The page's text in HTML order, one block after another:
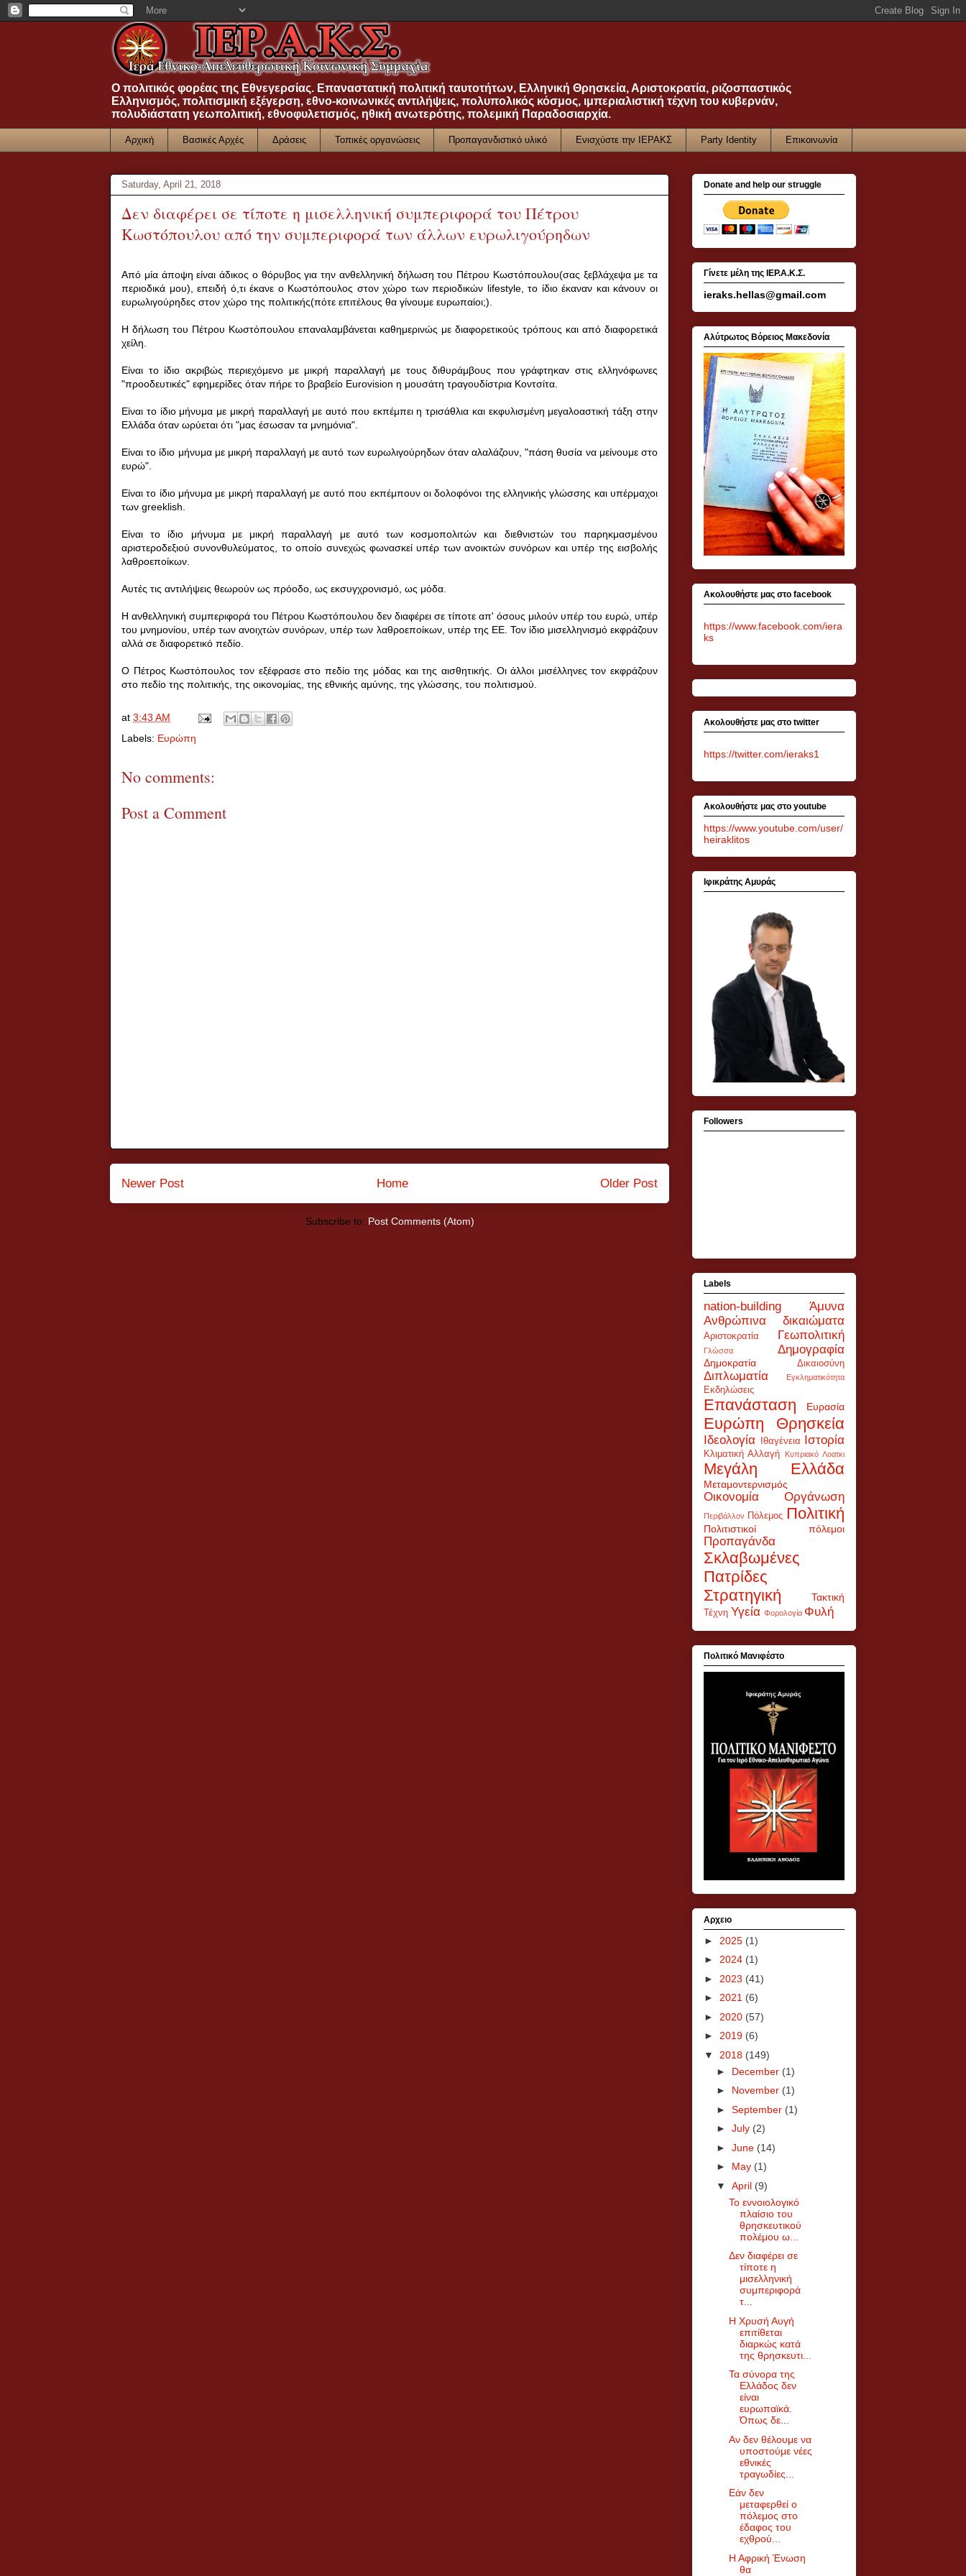
Ο πολιτικός φορέας της Εθνεγερσίας. Επαναστατική πολιτική ταυτοτήτων, Ελληνική Θρησκεία, Αριστοκρατία, ριζοσπαστικός
Ελληνισμός, πολιτισμική εξέγερση, εθνο-κοινωνικές αντιλήψεις, πολυπολικός κόσμος, ιμπεριαλιστική τέχνη του κυβερνάν,
πολυδιάστατη γεωπολιτική, εθνοφυλετισμός, ηθική ανωτερότης, πολεμική Παραδοσιαρχία.
Αρχική Βασικές Αρχές Δράσεις Τοπικές οργανώσεις Προπαγανδιστικό υλικό Ενισχύστε την ΙΕΡΑΚΣ Party Identity Επικοινωνία
Saturday, April 21, 2018
Δεν διαφέρει σε τίποτε η μισελληνική συμπεριφορά του Πέτρου
Κωστόπουλου από την συμπεριφορά των άλλων ευρωλιγούρηδων
Από μία άποψη είναι άδικος ο θόρυβος για την ανθελληνική δήλωση του Πέτρου Κωστόπουλου(σας ξεβλάχεψα με τα
περιοδικά μου), επειδή ό,τι έκανε ο Κωστόπουλος στον χώρο των περιοδικών lifestyle, το ίδιο έκαναν και κάνουν οι
ευρωλιγούρηδες στον χώρο της πολιτικής(πότε επιτέλους θα γίνουμε ευρωπαίοι;).
Η δήλωση του Πέτρου Κωστόπουλου επαναλαμβάνεται καθημερινώς με διαφορετικούς τρόπους και από διαφορετικά
χείλη.
Είναι το ίδιο ακριβώς περιεχόμενο με μικρή παραλλαγή με τους διθυράμβους που γράφτηκαν στις ελληνόφωνες
"προοδευτικές" εφημερίδες όταν πήρε το βραβείο Εurovision η μουσάτη τραγουδίστρια Κοντσίτα.
Είναι το ίδιο μήνυμα με μικρή παραλλαγή με αυτό που εκπέμπει η τρισάθλια και εκφυλισμένη μεγαλοαστική τάξη στην
Ελλάδα όταν ωρύεται ότι "μας έσωσαν τα μνημόνια".
Είναι το ίδιο μήνυμα με μικρή παραλλαγή με αυτό των ευρωλιγούρηδων όταν αλαλάζουν, "πάση θυσία να μείνουμε στο
ευρώ".
Είναι το ίδιο μήνυμα με μικρή παραλλαγή με αυτό που εκπέμπουν οι δολοφόνοι της ελληνικής γλώσσης και υπέρμαχοι
των greeklish.
Είναι το ίδιο μήνυμα με μικρή παραλλαγή με αυτό των κοσμοπολιτών και διεθνιστών του παρηκμασμένου
αριστεροδεξιού συνονθυλεύματος, το οποίο συνεχώς φωνασκεί υπέρ των ανοικτών συνόρων και υπέρ της εισβολής
λαθροεποίκων.
Αυτές τις αντιλήψεις θεωρούν ως πρόοδο, ως εκσυγχρονισμό, ως μόδα.
Η ανθελληνική συμπεριφορά του Πέτρου Κωστόπουλου δεν διαφέρει σε τίποτε απ' όσους μιλούν υπέρ του ευρώ, υπέρ
του μνημονίου, υπέρ των ανοιχτών συνόρων, υπέρ των λαθροεποίκων, υπέρ της ΕΕ. Τον ίδιο μισελληνισμό εκφράζουν
αλλά σε διαφορετικό πεδίο.
Ο Πέτρος Κωστόπουλος τον εξέφρασε στο πεδίο της μόδας και της αισθητικής. Οι άλλοι μισέλληνες τον εκφράζουν
στο πεδίο της πολιτικής, της οικονομίας, της εθνικής αμύνης, της γλώσσης, του πολιτισμού.
at 3:43 AM
Labels: Ευρώπη
No comments:
Post a Comment
Newer Post Older Post
Home
Subscribe to: Post Comments (Atom)
Donate and help our struggle
Γίνετε μέλη της ΙΕΡ.Α.Κ.Σ.
ieraks.hellas@gmail.com
Αλύτρωτος Βόρειος Μακεδονία
Ακολουθήστε μας στο facebook
https://www.facebook.com/iera
ks
Ακολουθήστε μας στο twitter
https://twitter.com/ieraks1
Ακολουθήστε μας στο youtube
https://www.youtube.com/user/
heiraklitos
Ιφικράτης Αμυράς
Followers
Labels
nation-building
Άμυνα
Ανθρώπινα δικαιώματα
Αριστοκρατία Γεωπολιτική
Γλώσσα Δημογραφία
Δημοκρατία Δικαιοσύνη
Διπλωματία Εγκληματικότητα
Εκδηλώσεις
Επανάσταση Ευρασία
Ευρώπη Θρησκεία
Ιδεολογία Ιθαγένεια Ιστορία
Κλιματική Αλλαγή Κυπριακό Λοατκι
Μεγάλη Ελλάδα
Μεταμοντερνισμός
Οικονομία Οργάνωση
Περιβάλλον Πόλεμος Πολιτική
Πολιτιστικοί πόλεμοι
Προπαγάνδα
Σκλαβωμένες
Πατρίδες
Στρατηγική
Τακτική
Τέχνη Υγεία Φορολογία Φυλή
Πολιτικό Μανιφέστο
Αρχειο
► 2025 (1)
► 2024 (1)
► 2023 (41)
► 2021 (6)
► 2020 (57)
► 2019 (6)
▼ 2018 (149)
► December (1)
► November (1)
► September (1)
► July (2)
► June (14)
► May (1)
▼ April (9)
Το εννοιολογικό
πλαίσιο του
θρησκευτικού
πολέμου ω...
Δεν διαφέρει σε
τίποτε η
μισελληνική
συμπεριφορά
τ...
Η Χρυσή Αυγή
επιτίθεται
διαρκώς κατά
της θρησκευτι...
Τα σύνορα της
Ελλάδος δεν
είναι
ευρωπαϊκά.
Όπως δε...
Αν δεν θέλουμε να
υποστούμε νέες
εθνικές
τραγωδίες...
Εάν δεν
μεταφερθεί ο
πόλεμος στο
έδαφος του
εχθρού...
Η Αφρική Ένωση
θα